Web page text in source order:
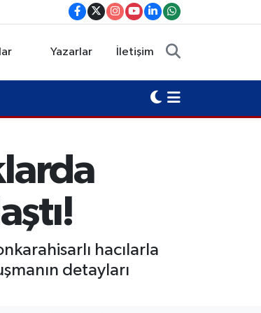
Yazarlar İletişim
hacılarla
detayları